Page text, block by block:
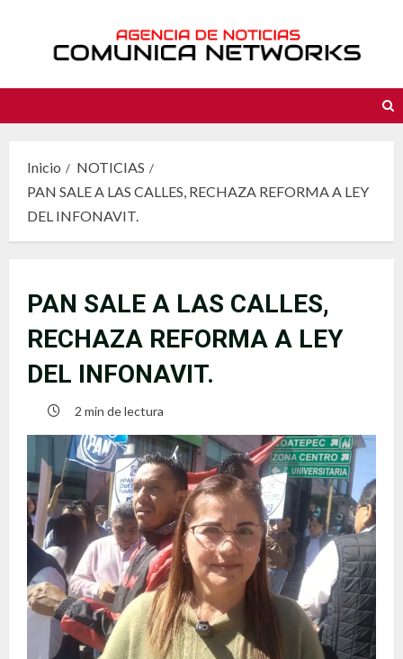
contenido
Inicio
NOTICIAS
PAN SALE A LAS CALLES, RECHAZA REFORMA A LEY
DEL INFONAVIT.
PAN SALE A LAS CALLES,
RECHAZA REFORMA A LEY
DEL INFONAVIT.
2 min de lectura